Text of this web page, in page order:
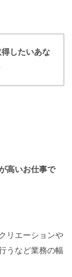
したいあな
高いお仕事で
リエーションや
うなど業務の幅